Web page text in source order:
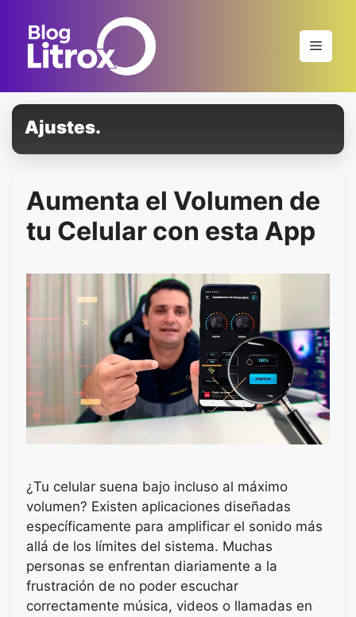
contenido
Menú
Ajustes.
Aumenta el Volumen de
tu Celular con esta App
¿Tu celular suena bajo incluso al máximo
volumen? Existen aplicaciones diseñadas
específicamente para amplificar el sonido más
allá de los límites del sistema. Muchas
personas se enfrentan diariamente a la
frustración de no poder escuchar
correctamente música, videos o llamadas en